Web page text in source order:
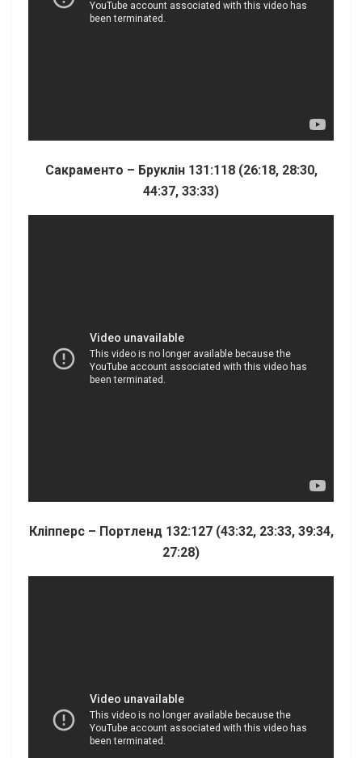
Сакраменто – Бруклін 131:118 (26:18, 28:30,
44:37, 33:33)
Кліпперс – Портленд 132:127 (43:32, 23:33, 39:34,
27:28)